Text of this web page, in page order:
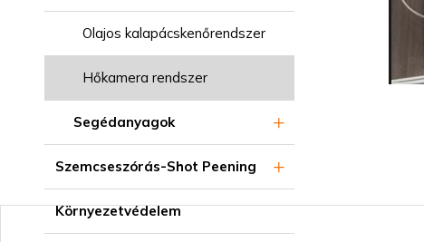
Olajos kalapácskenőrendszer
Hőkamera rendszer
Segédanyagok
Szemcseszórás-Shot Peening
Környezetvédelem